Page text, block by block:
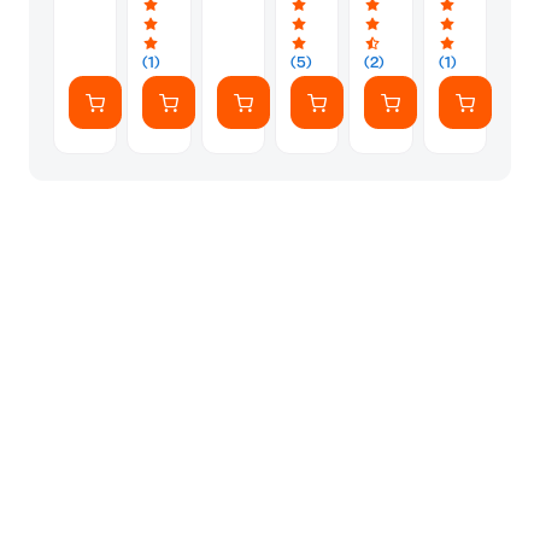
(1)
-
Μαύρο
(5)
HD
-
Μαύρο
(2)
(DJI
RC-
N3)
-
Gray
(1)